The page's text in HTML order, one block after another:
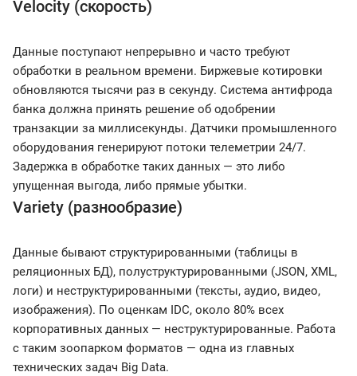
Velocity (скорость)
Данные поступают непрерывно и часто требуют
обработки в реальном времени. Биржевые котировки
обновляются тысячи раз в секунду. Система антифрода
банка должна принять решение об одобрении
транзакции за миллисекунды. Датчики промышленного
оборудования генерируют потоки телеметрии 24/7.
Задержка в обработке таких данных — это либо
упущенная выгода, либо прямые убытки.
Variety (разнообразие)
Данные бывают структурированными (таблицы в
реляционных БД), полуструктурированными (JSON, XML,
логи) и неструктурированными (тексты, аудио, видео,
изображения). По оценкам IDC, около 80% всех
корпоративных данных — неструктурированные. Работа
с таким зоопарком форматов — одна из главных
технических задач Big Data.